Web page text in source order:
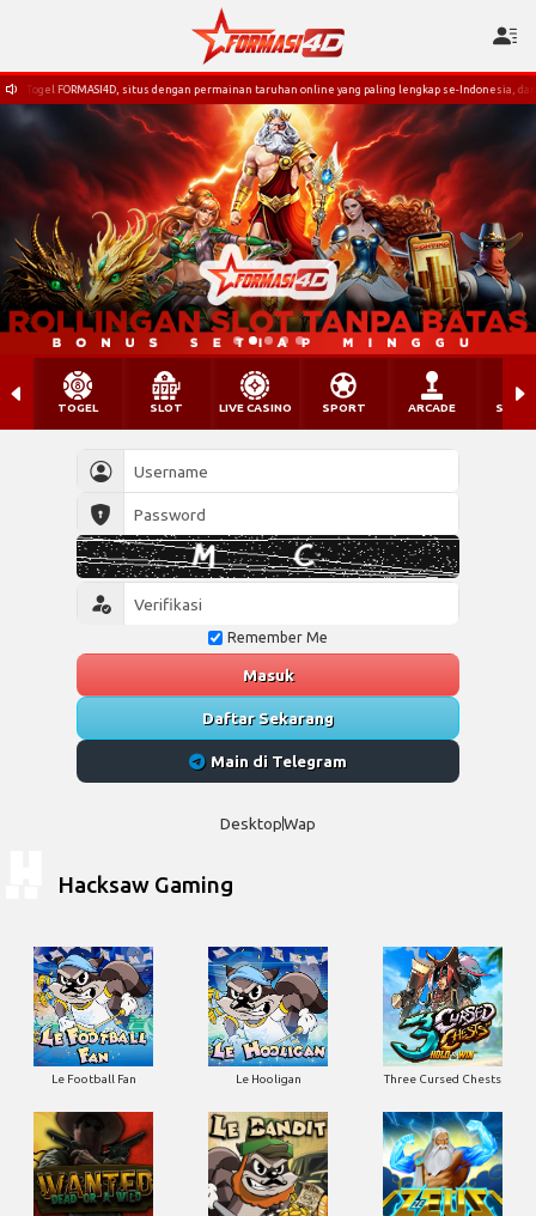
permainan taruhan online yang paling lengkap se-Indonesia, dan juga terdapat berbagai
Remember Me
Masuk
Daftar Sekarang
Main di Telegram
TOGEL SLOT LIVE CASINO SPORT ARCADE
DesktopWap
Hacksaw Gaming
Le Football Fan Le Hooligan Three Cursed Chests